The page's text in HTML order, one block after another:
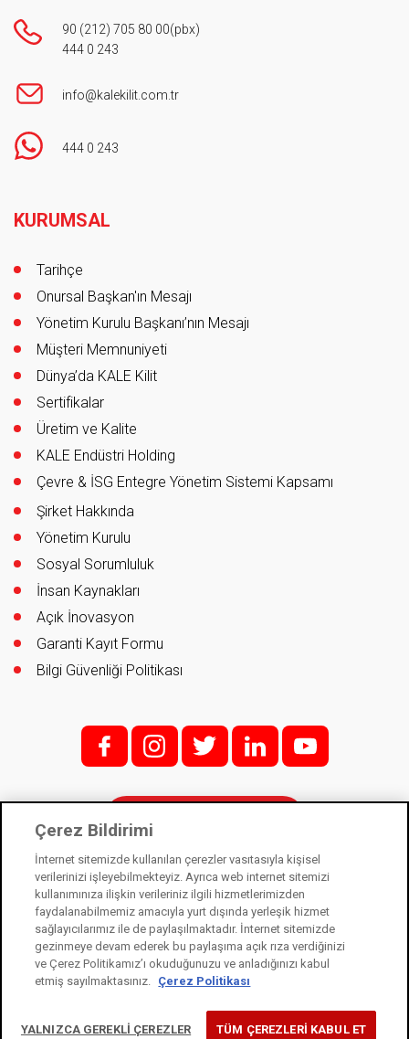
90 (212) 705 80 00(pbx)
444 0 243
info@kalekilit.com.tr
444 0 243
KURUMSAL
Tarihçe
Onursal Başkan'ın Mesajı
Yönetim Kurulu Başkanı’nın Mesajı
Müşteri Memnuniyeti
Dünya’da KALE Kilit
Sertifikalar
Üretim ve Kalite
KALE Endüstri Holding
Çevre & İSG Entegre Yönetim Sistemi Kapsamı
Şirket Hakkında
Yönetim Kurulu
Sosyal Sorumluluk
İnsan Kaynakları
Açık İnovasyon
Garanti Kayıt Formu
Bilgi Güvenliği Politikası
f; i; t l y
Kale Kilit bir Kale Endüstri Holding kuruluşudur. © 2021
Kişisel Verilerin Korunması Kanunu
Bilgi Toplumu Hizmetleri
Çerez Kullanım Bildirimi
Çerez Bildirimi
İnternet sitemizde kullanılan çerezler vasıtasıyla kişisel
verilerinizi işleyebilmekteyiz. Ayrıca web internet sitemizi
kullanımınıza ilişkin verileriniz ilgili hizmetlerimizden
faydalanabilmemiz amacıyla yurt dışında yerleşik hizmet
sağlayıcılarımız ile de paylaşılmaktadır. İnternet sitemizde
gezinmeye devam ederek bu paylaşıma açık rıza verdiğinizi
ve Çerez Politikamız’ı okuduğunuzu ve anladığınızı kabul
etmiş sayılmaktasınız. Çerez Politikası
YALNIZCA GEREKLİ ÇEREZLER TÜM ÇEREZLERİ KABUL ET